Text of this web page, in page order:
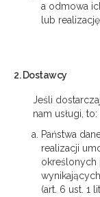
a odmowa
lub
2. Dostawcy
Jeśli
nam usługi, to:
Państwa
realizacji
określonych
(art. 6 ust. 1